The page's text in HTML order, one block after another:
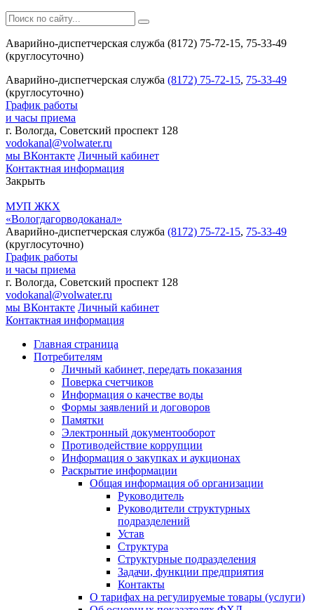
Аварийно-диспетчерская служба (8172) 75-72-15, 75-33-49
(круглосуточно)
Аварийно-диспетчерская служба (8172) 75-72-15, 75-33-49
(круглосуточно)
График работы
и часы приема
г. Вологда, Советский проспект 128
vodokanal@volwater.ru
мы ВКонтакте Личный кабинет
Контактная информация
Закрыть
МУП ЖКХ
«Вологдагорводоканал»
Аварийно-диспетчерская служба (8172) 75-72-15, 75-33-49
(круглосуточно)
График работы
и часы приема
г. Вологда, Советский проспект 128
vodokanal@volwater.ru
мы ВКонтакте Личный кабинет
Контактная информация
Главная страница
Потребителям
Личный кабинет, передать показания
Поверка счетчиков
Информация о качестве воды
Формы заявлений и договоров
Памятки
Электронный документооборот
Противодействие коррупции
Информация о закупках и аукционах
Раскрытие информации
Общая информация об организации
Руководитель
Руководители структурных
подразделений
Устав
Структура
Структурные подразделения
Задачи, функции предприятия
Контакты
О тарифах на регулируемые товары (услуги)